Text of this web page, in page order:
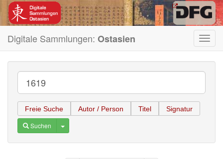
Digitale Sammlungen: Ostasien
Freie Suche Autor / Person Titel Signatur
Suchen Toggle Dropdown